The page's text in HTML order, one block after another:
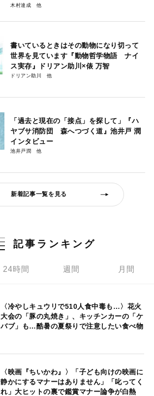
木村達成
書いているときはその動物になり切って
世界を見ています『動物哲学物語 ナイ
ス実存』ドリアン助川×俵 万智
ドリアン助川
「過去と現在の「接点」を探して」『ハ
ヤブサ消防団 森へつづく道』池井戸 潤
インタビュー
池井戸潤
新着記事一覧を見る
記事ランキング
24時間 週間 月間
〈冷やしキュウリで510人食中毒も…〉花火
大会の「豚の丸焼き」、キッチンカーの「ケ
バブ」も…酷暑の夏祭りで注意したい食べ物
〈映画『ちいかわ』〉「子ども向けの映画に
静かにするマナーはありません」「叱ってく
れ」大ヒットの裏で鑑賞マナー論争が白熱